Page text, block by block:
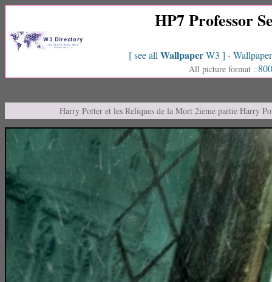
HP7 Professor
[ see all WallpaperW3 ] -
All picture format :
Harry Potter et les Reliques de la Mort 2ieme partie Harry